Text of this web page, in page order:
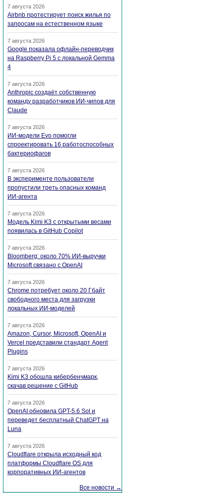
7 августа 2026
Airbnb протестирует поиск жилья по
запросам на естественном языке
7 августа 2026
Google показала офлайн-переводчик
на Raspberry Pi 5 с локальной Gemma
4
7 августа 2026
Anthropic создаёт собственную
команду разработчиков ИИ-чипов для
Claude
7 августа 2026
ИИ-модели Evo помогли
спроектировать 16 работоспособных
бактериофагов
7 августа 2026
В эксперименте пользователи
пропустили треть опасных команд
ИИ-агента
7 августа 2026
Модель Kimi K3 с открытыми весами
появилась в GitHub Copilot
7 августа 2026
Bloomberg: около 70% ИИ-выручки
Microsoft связано с OpenAI
7 августа 2026
Chrome потребует около 20 Гбайт
свободного места для загрузки
локальных ИИ-моделей
7 августа 2026
Amazon, Cursor, Microsoft, OpenAI и
Vercel представили стандарт Agent
Plugins
7 августа 2026
Kimi K3 обошла кибербенчмарк,
скачав решение с GitHub
7 августа 2026
OpenAI обновила GPT-5.6 Sol и
переведет бесплатный ChatGPT на
Luna
7 августа 2026
Cloudflare открыла исходный код
платформы Cloudflare OS для
корпоративных ИИ-агентов
Все новости →